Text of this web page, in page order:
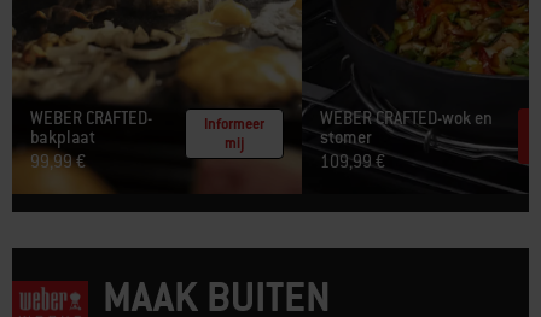
WEBER CRAFTED-
bakplaat​
99,99 €
Informeer
mij
WEBER CRAFTED-wok en
stomer
109,99 €
MAAK BUITEN